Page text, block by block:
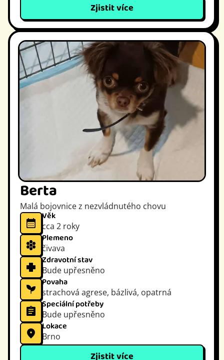
Zjistit více
Berta
Malá bojovnice z nezvládnutého chovu
Věk
cca 2 roky
Plemeno
čivava
Zdravotní stav
Bude upřesněno
Povaha
strachová agrese, bázlivá, opatrná
Speciální potřeby
Bude upřesněno
Lokace
Brno
Zjistit více